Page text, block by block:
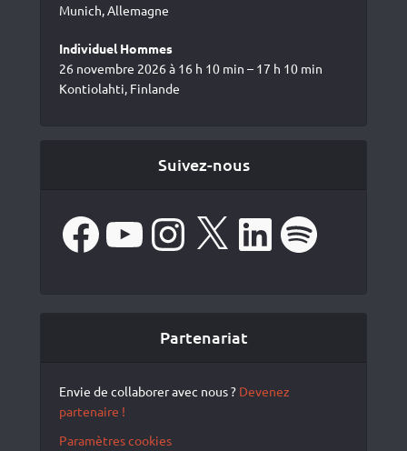
Munich, Allemagne
Individuel Hommes
26 novembre 2026 à 16 h 10 min – 17 h 10 min
Kontiolahti, Finlande
Suivez-nous
FacebookYouTube Instagram LinkedIn Spotify
Partenariat
Envie de collaborer avec nous ? Devenez
partenaire !
Paramètres cookies